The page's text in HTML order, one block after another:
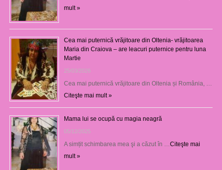
mult »
Cea mai puternică vrăjitoare din Oltenia- vrăjitoarea
Maria din Craiova – are leacuri puternice pentru luna
Martie
25/03/2026
Cea mai puternică vrăjitoare din Oltenia și România, …
Citeşte mai mult »
Mama lui se ocupă cu magia neagră
05/12/2025
A simțit schimbarea mea şi a căzut în … Citeşte mai
mult »